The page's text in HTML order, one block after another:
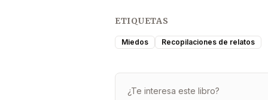
ETIQUETAS
Miedos Recopilaciones de relatos
¿Te interesa este libro?